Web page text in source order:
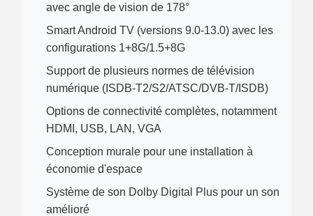
avec angle de vision de 178°
Smart Android TV (versions 9.0-13.0) avec les
configurations 1+8G/1.5+8G
Support de plusieurs normes de télévision
numérique (ISDB-T2/S2/ATSC/DVB-T/ISDB)
Options de connectivité complètes, notamment
HDMI, USB, LAN, VGA
Conception murale pour une installation à
économie d'espace
Système de son Dolby Digital Plus pour un son
amélioré